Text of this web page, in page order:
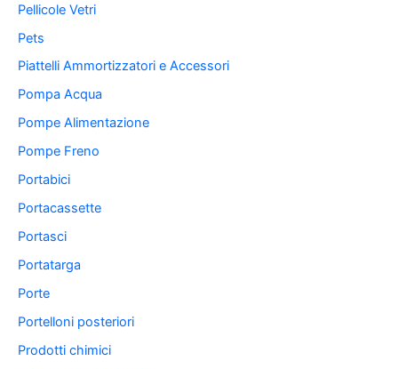
Pellicole Vetri
Pets
Piattelli Ammortizzatori e Accessori
Pompa Acqua
Pompe Alimentazione
Pompe Freno
Portabici
Portacassette
Portasci
Portatarga
Porte
Portelloni posteriori
Prodotti chimici